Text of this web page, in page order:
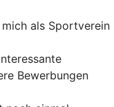
als Sportverein
Bewerbungen